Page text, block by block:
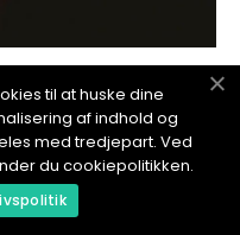
til at huske dine
af indhold og
med tredjepart. Ved
du cookiepolitikken.